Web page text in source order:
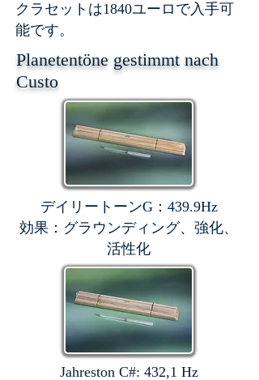
クラセットは1840ユーロで入手可
能です。
Planetentöne gestimmt nach
Custo
デイリートーンG：439.9Hz
効果：グラウンディング、強化、
活性化
Jahreston C#: 432,1 Hz